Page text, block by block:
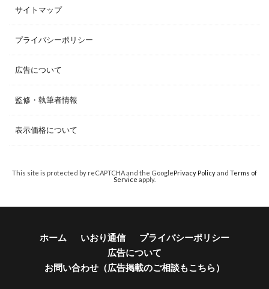
サイトマップ
プライバシーポリシー
広告について
監修・執筆者情報
表示価格について
This site is protected by reCAPTCHA and the GooglePrivacy Policyand Terms of
Service apply.
ホーム いおり通信
プライバシーポリシー
広告について
お問い合わせ（広告掲載のご相談もこちら）